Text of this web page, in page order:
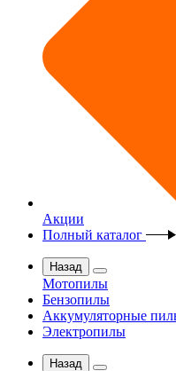
Акции
Полный каталог
Назад
Мотопилы
Бензопилы
Аккумуляторные
Электропилы
Назад